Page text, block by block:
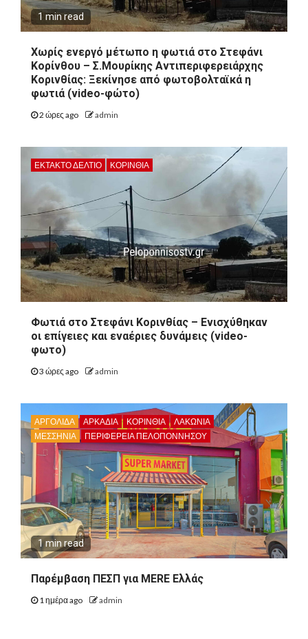
1 min read
Χωρίς ενεργό μέτωπο η φωτιά στο Στεφάνι
Κορίνθου – Σ.Μουρίκης Αντιπεριφερειάρχης
Κορινθίας: Ξεκίνησε από φωτοβολταϊκά η
φωτιά (video-φώτο)
2 ώρες ago admin
ΕΚΤΑΚΤΟ ΔΕΛΤΙΟ ΚΟΡΙΝΘΊΑ
Φωτιά στο Στεφάνι Κορινθίας – Ενισχύθηκαν
οι επίγειες και εναέριες δυνάμεις (video-
φωτο)
3 ώρες ago admin
ΑΡΓΟΛΙΔΑ ΑΡΚΑΔΊΑ ΚΟΡΙΝΘΊΑ
ΛΑΚΩΝΙΑ
ΜΕΣΣΗΝΙΑ
ΠΕΡΙΦΈΡΕΙΑ ΠΕΛΟΠΟΝΝΉΣΟΥ
1 min read
Παρέμβαση ΠΕΣΠ για MERE Ελλάς
1 ημέρα ago admin